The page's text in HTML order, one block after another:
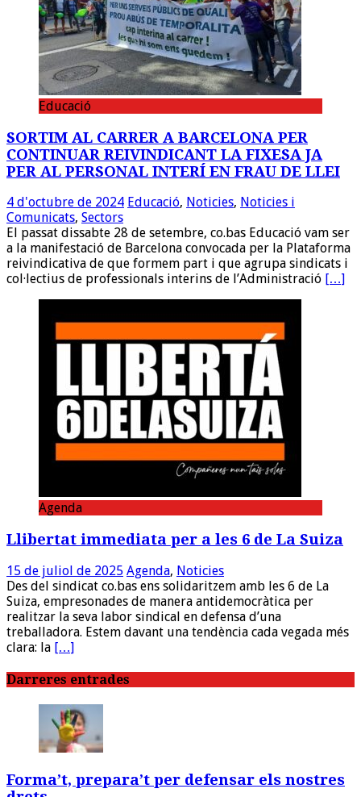
Educació
SORTIM AL CARRER A BARCELONA PER
CONTINUAR REIVINDICANT LA FIXESA JA
PER AL PERSONAL INTERÍ EN FRAU DE LLEI
4 d'octubre de 2024 Educació, Noticies, Noticies i
Comunicats, Sectors
El passat dissabte 28 de setembre, co.bas Educació vam ser
a la manifestació de Barcelona convocada per la Plataforma
reivindicativa de que formem part i que agrupa sindicats i
col·lectius de professionals interins de l’Administració […]
Agenda
Llibertat immediata per a les 6 de La Suiza
15 de juliol de 2025 Agenda, Noticies
Des del sindicat co.bas ens solidaritzem amb les 6 de La
Suiza, empresonades de manera antidemocràtica per
realitzar la seva labor sindical en defensa d’una
treballadora. Estem davant una tendència cada vegada més
clara: la […]
Darreres entrades
Forma’t, prepara’t per defensar els nostres